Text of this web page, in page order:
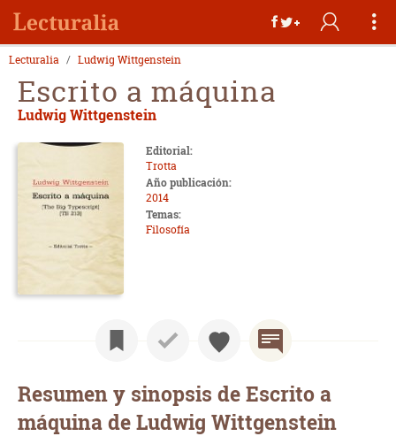
Lecturalia Ludwig Wittgenstein
Escrito a máquina
Ludwig Wittgenstein
Editorial:
Trotta
Año publicación:
2014
Temas:
Filosofía
Resumen y sinopsis de Escrito a
máquina de Ludwig Wittgenstein